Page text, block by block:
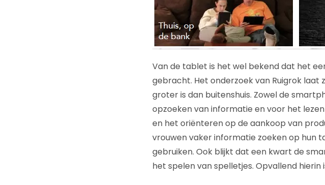
Van de tablet is het wel bekend dat het
gebracht. Het onderzoek van Ruigrok
groter is dan buitenshuis. Zowel de
opzoeken van informatie en voor het
en het oriënteren op de aankoop van
vrouwen vaker informatie zoeken op hun
gebruiken. Ook blijkt dat een kwart de
het spelen van spelletjes. Opvallend